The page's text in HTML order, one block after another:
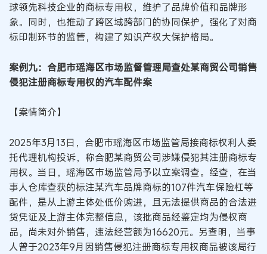
球领先科技企业的商标专用权，维护了品牌价值和品牌形
象。同时，也推动了跨区域跨部门的协同保护，强化了对商
标印制环节的监管，构建了知识产权大保护格局。
案例九：合肥市瑶海区市场监督管理局查处某商贸公司销售
侵犯注册商标专用权的汽车配件案
【案情简介】
2025年3月13日，合肥市瑶海区市场监管局接商标权利人委
托代理机构投诉，称合肥某商贸公司涉嫌侵犯其注册商标专
用权。当日，瑶海区市场监管局予以立案调查。经查，在当
事人仓库查获的标注某汽车品牌商标的107件汽车保险杠等
配件，是从上游主体处低价购进，且无法提供商品的合法进
货凭证及上游主体完整信息，该批商品经鉴定均为侵权商
品，尚未对外销售，违法经营额为16620元。另查明，当事
人曾于2023年9月因销售侵犯注册商标专用权商品被该局行